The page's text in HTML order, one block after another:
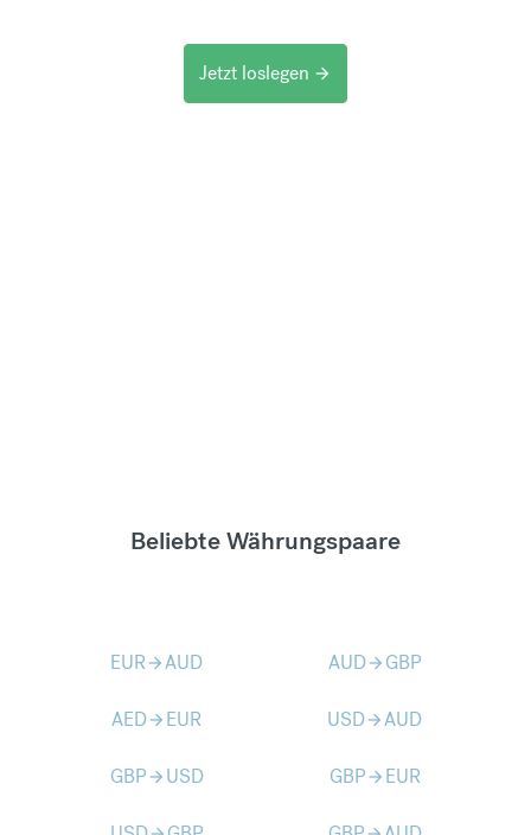
Jetzt loslegen arrow_forward
Beliebte Währungspaare
EURarrow_forwardAUD AUDarrow_forward GBP
AEDarrow_forward EUR USDarrow_forwardAUD
GBParrow_forward USD GBParrow_forward EUR